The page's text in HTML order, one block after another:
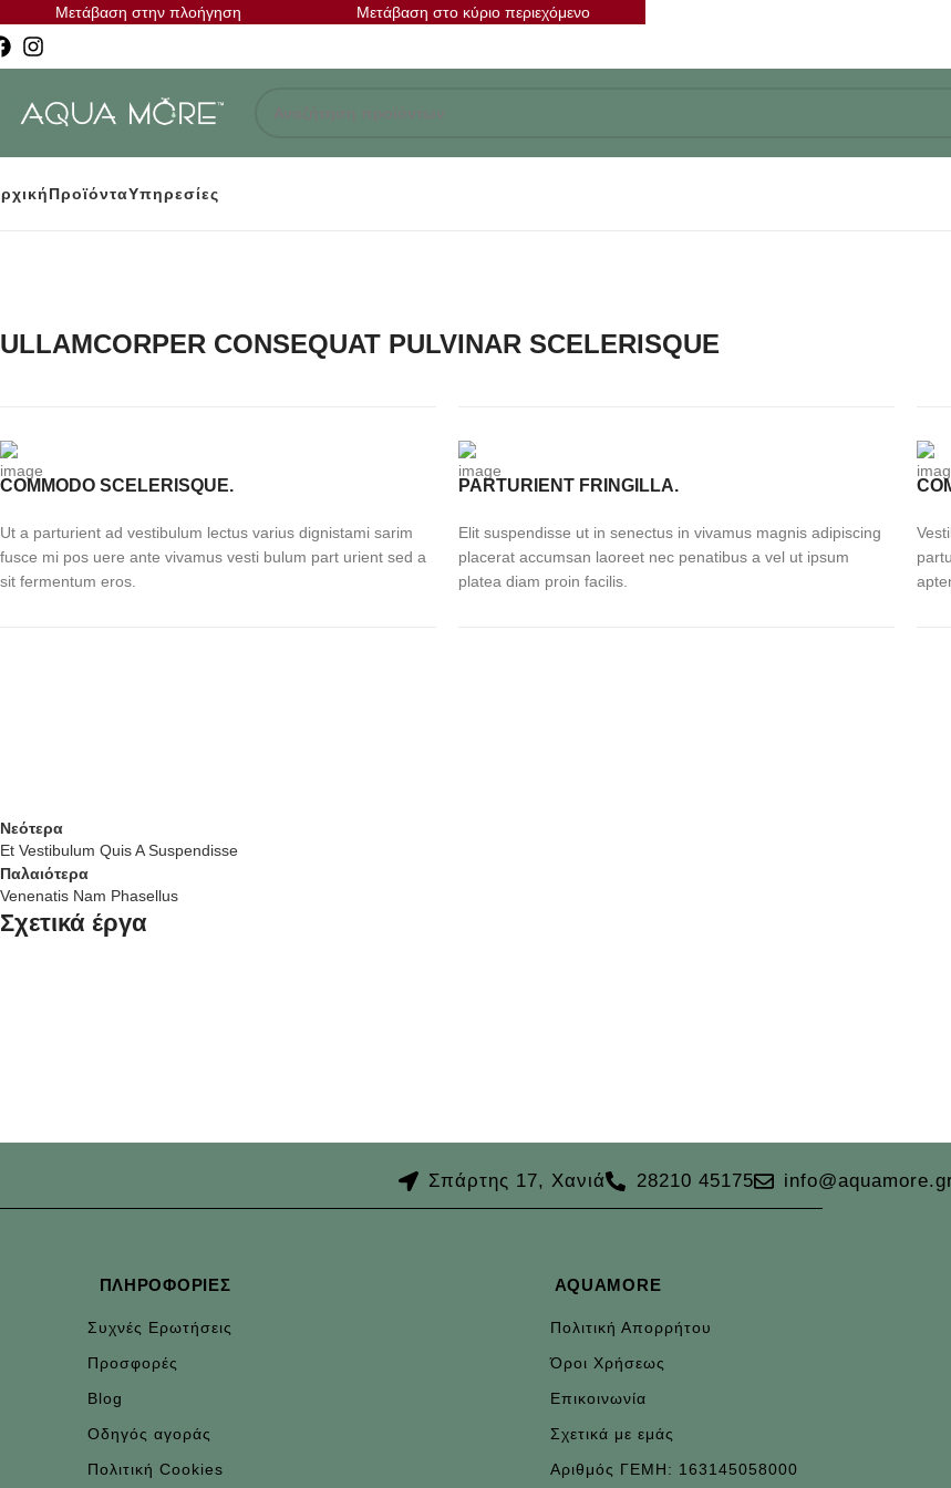
Μετάβαση στην πλοήγηση Μετάβαση στο κύριο περιεχόμενο
ΠροϊόνταΥπηρεσίες
ULLAMCORPER CONSEQUAT PULVINAR SCELERISQUE
COMMODO SCELERISQUE.
Ut a parturient ad vestibulum lectus varius dignistami sarim
fusce mi pos uere ante vivamus vesti bulum part urient sed a
sit fermentum eros.
PARTURIENT FRINGILLA.
Elit suspendisse ut in senectus in vivamus magnis adipiscing
placerat accumsan laoreet nec penatibus a vel ut ipsum
platea diam proin facilis.
Νεότερα
Et Vestibulum Quis A Suspendisse
Παλαιότερα
Venenatis Nam Phasellus
Σχετικά έργα
Σπάρτης 17, Χανιά 28210 45175
ΠΛΗΡΟΦΟΡΊΕΣ
Συχνές Ερωτήσεις
Προσφορές
Blog
Οδηγός αγοράς
Πολιτική Cookies
AQUAMORE
Πολιτική Απορρήτου
Όροι Χρήσεως
Επικοινωνία
Σχετικά με εμάς
Αριθμός ΓΕΜΗ: 163145058000